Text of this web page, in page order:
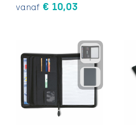
vanaf € 10,03